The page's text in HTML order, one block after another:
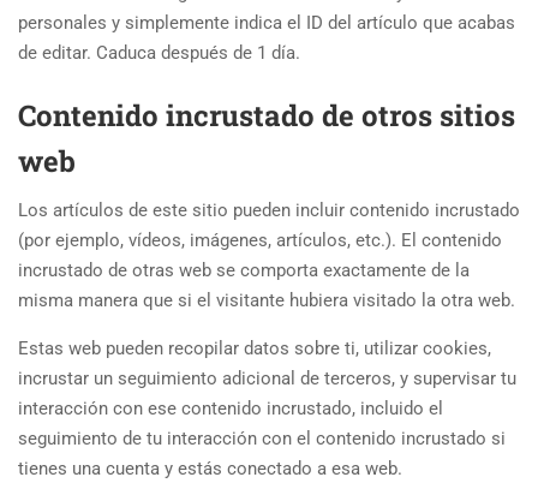
personales y simplemente indica el ID del artículo que acabas
de editar. Caduca después de 1 día.
Contenido incrustado de otros sitios
web
Los artículos de este sitio pueden incluir contenido incrustado
(por ejemplo, vídeos, imágenes, artículos, etc.). El contenido
incrustado de otras web se comporta exactamente de la
misma manera que si el visitante hubiera visitado la otra web.
Estas web pueden recopilar datos sobre ti, utilizar cookies,
incrustar un seguimiento adicional de terceros, y supervisar tu
interacción con ese contenido incrustado, incluido el
seguimiento de tu interacción con el contenido incrustado si
tienes una cuenta y estás conectado a esa web.